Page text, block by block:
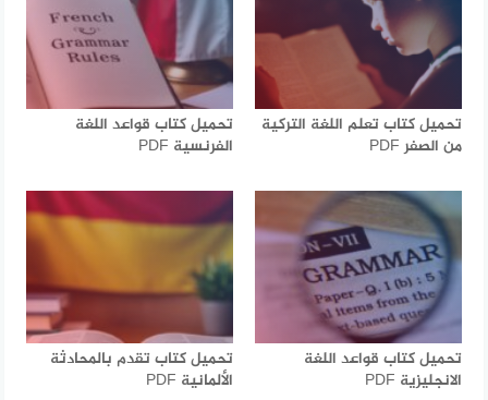
تحميل كتاب تعلم اللغة التركية
من الصفر PDF
تحميل كتاب قواعد اللغة
الفرنسية PDF
تحميل كتاب قواعد اللغة
الانجليزية PDF
تحميل كتاب تقدم بالمحادثة
الألمانية PDF